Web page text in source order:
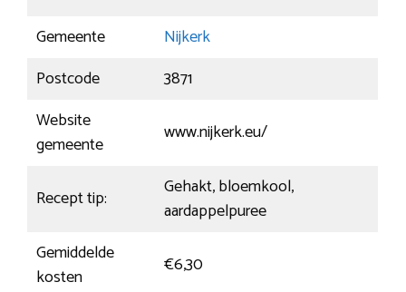
Gemeente
Nijkerk
Postcode
3871
Website
gemeente
www.nijkerk.eu/
Recept tip:
Gehakt, bloemkool,
aardappelpuree
Gemiddelde
kosten
€6,30